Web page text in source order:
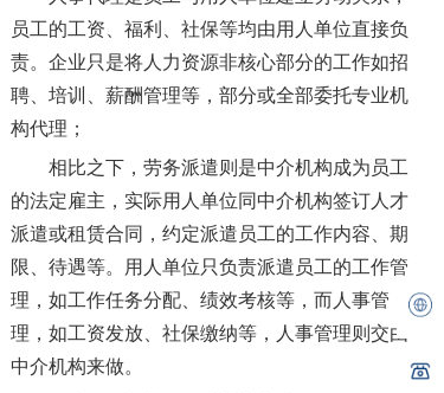
员工的工资、福利、社保等均由用人单位直接负
责。企业只是将人力资源非核心部分的工作如招
聘、培训、薪酬管理等，部分或全部委托专业机
构代理；
相比之下，劳务派遣则是中介机构成为员工
的法定雇主，实际用人单位同中介机构签订人才
派遣或租赁合同，约定派遣员工的工作内容、期
限、待遇等。用人单位只负责派遣员工的工作管
理，如工作任务分配、绩效考核等，而人事管
理，如工资发放、社保缴纳等，人事管理则交由
中介机构来做。